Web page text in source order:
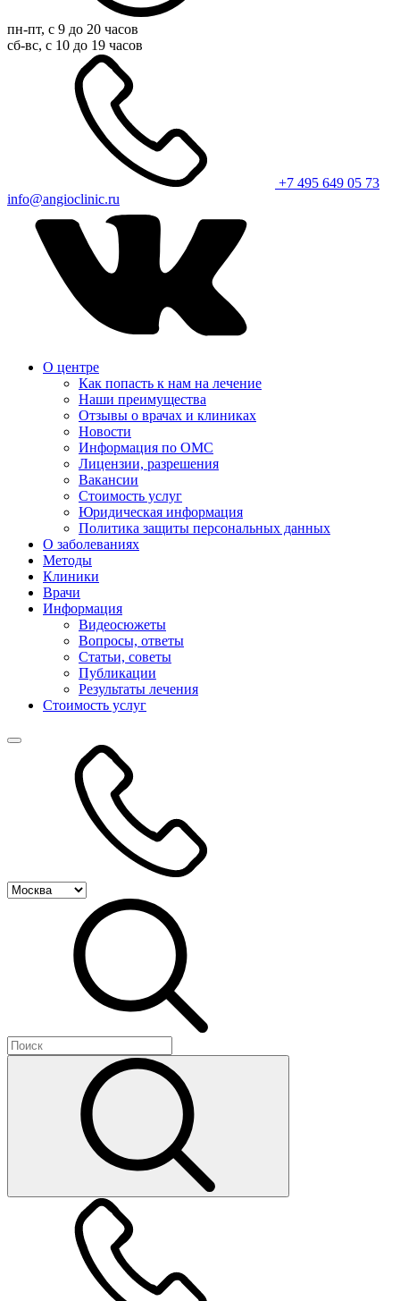
пн-пт, с 9 до 20 часов
сб-вс, с 10 до 19 часов
+7 495 649 05 73
info@angioclinic.ru
О центре
Как попасть к нам на лечение
Наши преимущества
Отзывы о врачах и клиниках
Новости
Информация по ОМС
Лицензии, разрешения
Вакансии
Стоимость услуг
Юридическая информация
Политика защиты персональных данных
О заболеваниях
Методы
Клиники
Врачи
Информация
Видеосюжеты
Вопросы, ответы
Статьи, советы
Публикации
Результаты лечения
Стоимость услуг